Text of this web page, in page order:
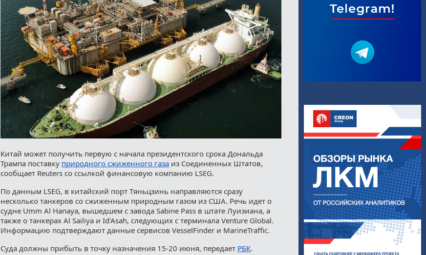
Китай может получить первую с начала президентского срока Дональда
Трампа поставку природного сжиженного газаиз Соединенных Штатов,
сообщает Reuters со ссылкой финансовую компанию LSEG.
По данным LSEG, в китайский порт Тяньцзинь направляются сразу
несколько танкеров со сжиженным природным газом из США. Речь идет о
судне Umm Al Hanaya, вышедшем с завода Sabine Pass в штате Луизиана, а
также о танкерах Al Sailiya и Id'Asah, следующих с терминала Venture Global.
Информацию подтверждают данные сервисов VesselFinder и MarineTraffic.
Суда должны прибыть в точку назначения 15-20 июня, передает РБК.